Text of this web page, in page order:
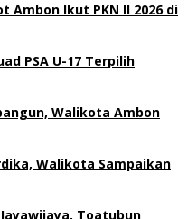
Ambon Ikut PKN II 2026 di
PSA U-17 Terpilih
Walikota Ambon
Walikota Sampaikan
Toatubun